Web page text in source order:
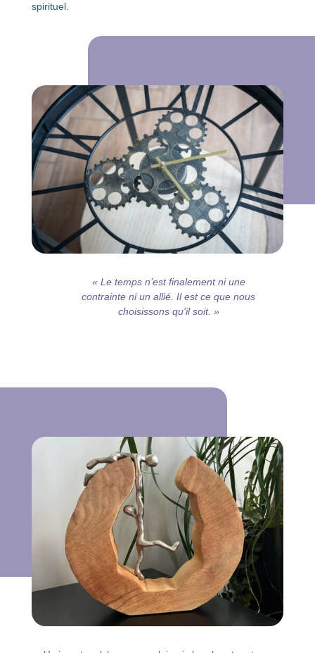
spirituel.
« Le temps n’est finalement ni une
contrainte ni un allié. Il est ce que nous
choisissons qu’il soit. »